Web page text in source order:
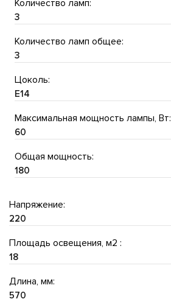
Количество ламп:
3
Количество ламп общее:
3
Цоколь:
E14
Максимальная мощность лампы, Вт:
60
Общая мощность:
180
Напряжение:
220
Площадь освещения, м2 :
18
Длина, мм:
570